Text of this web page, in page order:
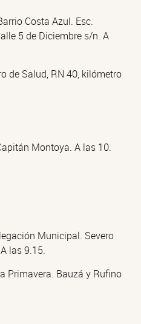
Costa Azul. Esc.
5 de Diciembre s/n. A
de Salud, RN 40, kilómetro
Montoya. A las 10.
Municipal. Severo
las 9.15.
Primavera. Bauzá y Rufino